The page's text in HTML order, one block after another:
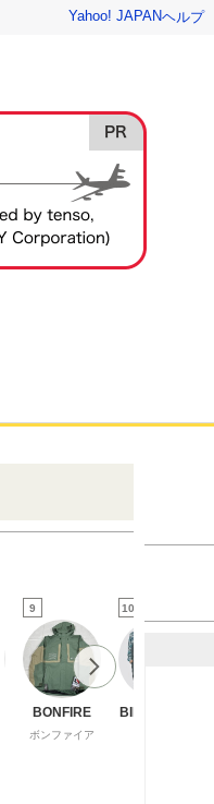
Yahoo! JAPANヘルプ
9
BONFIRE
ボンファイア
10
BILLABONG